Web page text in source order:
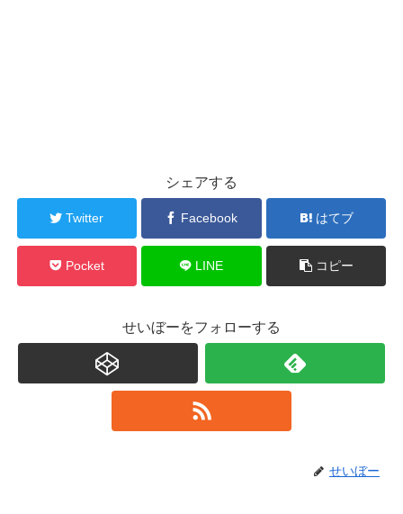
シェアする
Twitter Facebook はてブ
Pocket LINE コピー
せいぼーをフォローする
せいぼー